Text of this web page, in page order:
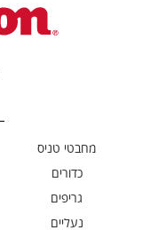
מחבטי טניס
כדורים
גריפים
נעליים